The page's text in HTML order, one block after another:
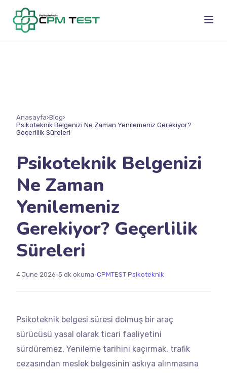
Anasayfa›Blog›
Psikoteknik Belgenizi Ne Zaman Yenilemeniz Gerekiyor?
Geçerlilik Süreleri
Psikoteknik Belgenizi
Ne Zaman
Yenilemeniz
Gerekiyor? Geçerlilik
Süreleri
4 June 2026•5 dk okuma•CPMTEST Psikoteknik
Psikoteknik belgesi süresi dolmuş bir araç
sürücüsü yasal olarak ticari faaliyetini
sürdüremez. Yenileme tarihini kaçırmak, trafik
cezasından meslek belgesinin askıya alınmasına